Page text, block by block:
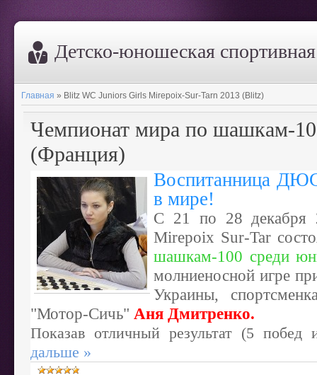
Дeтско-юношеская
Главная » Blitz WC Juniors Girls Mirepoix-Sur-Tarn 2013 (Blitz)
Чемпионат мира по шашкам-
(Франция)
Воспитанница
в мире!
С 21 по 28 декабря
Mirepoix Sur-Tar
шашкам-100 среди
молниеносной игре
Украины,
"Мотор-Сичь" Аня Дмитренко.
Показав отличный результат (5
дальше »